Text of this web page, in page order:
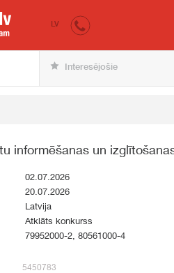
iepirkumi.lv
LV
Interesējošie
informēšanas un
02.07.2026
20.07.2026
Latvija
Atklāts konkurss
79952000-2, 80561000-4
5450783